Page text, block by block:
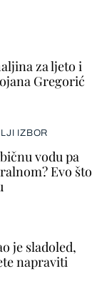
za ljeto i
Gregorić
IZBOR
vodu pa
Evo što
je sladoled,
napraviti